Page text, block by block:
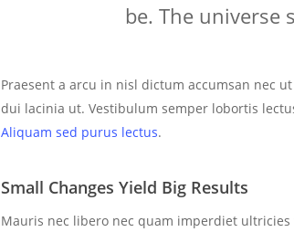
be. The universe
Praesent a arcu in nisl dictum accumsan nec
dui lacinia ut. Vestibulum semper lobortis
Aliquam sed purus lectus.
Small Changes Yield Big Results
Mauris nec libero nec quam imperdiet